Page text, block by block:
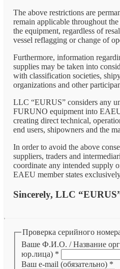
The above restrictions are
remain applicable throughout
the equipment, regardless of
vessel reflagging or change of
Furthermore, information
supplies may be taken into
with classification societies,
organizations and other
LLC “EURUS” considers any
FURUNO equipment into
creating direct technical,
end users, shipowners and the
In order to avoid the above
suppliers, traders and
coordinate any intended supply
EAEU member states
Sincerely, LLC
Проверка серийного
Ваше Ф.И.О. / Название
юр.лица) *
Ваш e-mail (обязательно) *